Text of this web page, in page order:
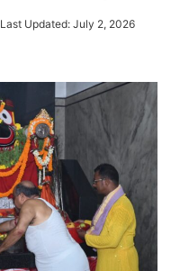
Last Updated: July 2, 2026